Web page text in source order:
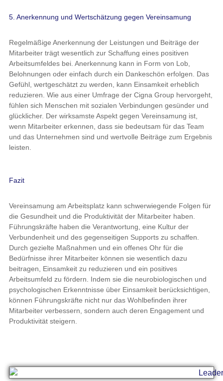
5. Anerkennung und Wertschätzung gegen Vereinsamung
Regelmäßige Anerkennung der Leistungen und Beiträge der
Mitarbeiter trägt wesentlich zur Schaffung eines positiven
Arbeitsumfeldes bei. Anerkennung kann in Form von Lob,
Belohnungen oder einfach durch ein Dankeschön erfolgen. Das
Gefühl, wertgeschätzt zu werden, kann Einsamkeit erheblich
reduzieren. Wie aus einer Umfrage der Cigna Group hervorgeht,
fühlen sich Menschen mit sozialen Verbindungen gesünder und
glücklicher. Der wirksamste Aspekt gegen Vereinsamung ist,
wenn Mitarbeiter erkennen, dass sie bedeutsam für das Team
und das Unternehmen sind und wertvolle Beiträge zum Ergebnis
leisten.
Fazit
Vereinsamung am Arbeitsplatz kann schwerwiegende Folgen für
die Gesundheit und die Produktivität der Mitarbeiter haben.
Führungskräfte haben die Verantwortung, eine Kultur der
Verbundenheit und des gegenseitigen Supports zu schaffen.
Durch gezielte Maßnahmen und ein offenes Ohr für die
Bedürfnisse ihrer Mitarbeiter können sie wesentlich dazu
beitragen, Einsamkeit zu reduzieren und ein positives
Arbeitsumfeld zu fördern. Indem sie die neurobiologischen und
psychologischen Erkenntnisse über Einsamkeit berücksichtigen,
können Führungskräfte nicht nur das Wohlbefinden ihrer
Mitarbeiter verbessern, sondern auch deren Engagement und
Produktivität steigern.